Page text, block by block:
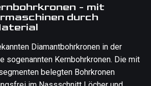
- mit
durch
Diamantbohrkronen in der
sogenannten Kernbohrkronen. Die mit
belegten Bohrkronen